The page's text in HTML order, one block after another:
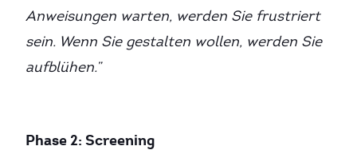
Anweisungen warten, werden Sie frustriert
sein. Wenn Sie gestalten wollen, werden Sie
aufblühen.”
Phase 2: Screening